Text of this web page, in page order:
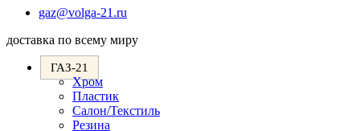
gaz@volga-21.ru
вашем
доставка по всему миру
ГАЗ-21
Хром
Пластик
Салон/Текстиль
Резина